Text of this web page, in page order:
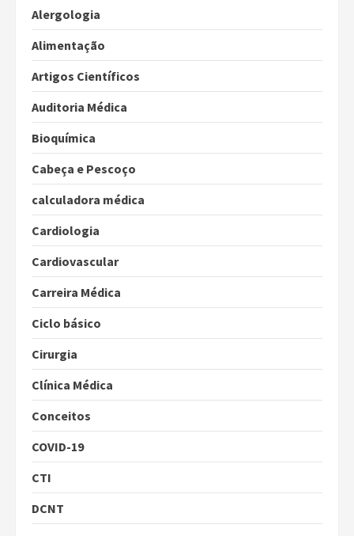
Alergologia
Alimentação
Artigos Científicos
Auditoria Médica
Bioquímica
Cabeça e Pescoço
calculadora médica
Cardiologia
Cardiovascular
Carreira Médica
Ciclo básico
Cirurgia
Clínica Médica
Conceitos
COVID-19
CTI
DCNT